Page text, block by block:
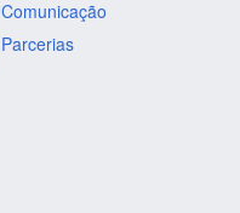
Comunicação
Parcerias